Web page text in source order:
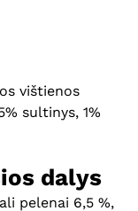
vištienos
sultinys, 1%
dalys
pelenai 6,5 %,